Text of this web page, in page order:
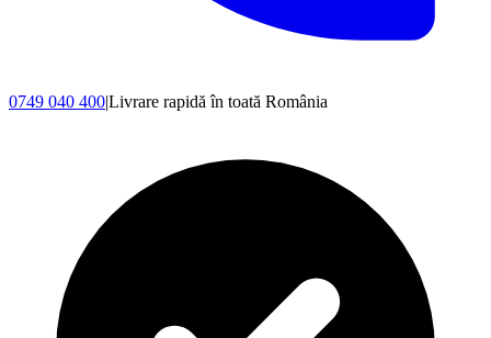
0749 040 400|Livrare rapidă în toată România